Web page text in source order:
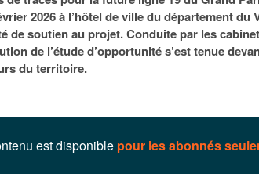
À Paris, les cadres de la tech et de la
redessinent le marché de la location de
16 juillet 2026
Saint-Agne immobilier inaugure une
janvier 2026
Municipales 2026 :
relancer
janvier 2026
Plus
2026 à l’hôtel de ville du département du
de soutien au projet. Conduite par les
de l’étude d’opportunité s’est tenue
du territoire.
est disponible pour les abonnés